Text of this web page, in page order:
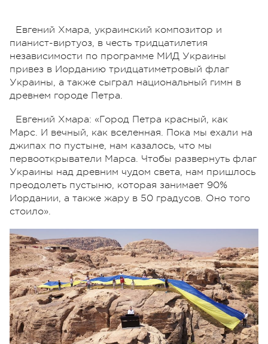
Евгений Хмара, украинский композитор и
пианист-виртуоз, в честь тридцатилетия
независимости по программе МИД Украины
привез в Иорданию тридцатиметровый флаг
Украины, а также сыграл национальный гимн в
древнем городе Петра.
Евгений Хмара: «Город Петра красный, как
Марс. И вечный, как вселенная. Пока мы ехали на
джипах по пустыне, нам казалось, что мы
первооткрыватели Марса. Чтобы развернуть флаг
Украины над древним чудом света, нам пришлось
преодолеть пустыню, которая занимает 90%
Иордании, а также жару в 50 градусов. Оно того
стоило».